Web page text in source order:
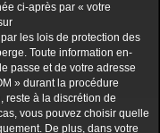
ci-après par « votre
les lois de protection des
Toute information en-
passe et de votre adresse
» durant la procédure
reste à la discrétion de
vous pouvez choisir quelle
De plus, dans votre